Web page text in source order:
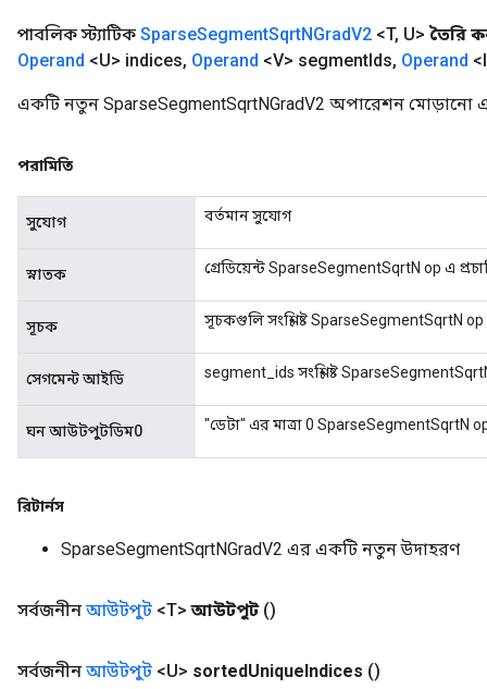
পাবলিক স্ট্যাটিক SparseSegmentSqrtNGradV2 <T, U> তৈরি
Operand <U> indices, Operand <V> segmentIds, Operand
একটি নতুন SparseSegmentSqrtNGradV2 অপারেশন মোড়ানো
পরামিতি
সুযোগ বর্তমান সুযোগ
স্নাতক গ্রেডিয়েন্ট SparseSegmentSqrtN op এ
সূচক সূচকগুলি সংশ্লিষ্ট SparseSegmentSqrtN
সেগমেন্ট আইডি segment_ids সংশ্লিষ্ট
ঘন আউটপুটডিম0 "ডেটা" এর মাত্রা 0 SparseSegmentSqrtN
রিটার্নস
SparseSegmentSqrtNGradV2 এর একটি নতুন উদাহরণ
সর্বজনীন আউটপুট <T> আউটপুট ()
সর্বজনীন আউটপুট <U> sortedUniqueIndices ()